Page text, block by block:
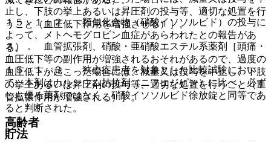
１５．１．２． 類似化合物（硝酸イソソルビド）の投与に
よって、メトヘモグロビン血症があらわれたとの報告があ
る。
１５．１．３． 狭心症患者を対象とした比較試験におい
て、本剤はカルシウム拮抗剤（ニフェジピン）に比べ、必ず
しも優る薬剤ではなく、硝酸イソソルビド徐放錠と同等であ
ると判断された。
貯法
止し、下肢の挙上あるいは昇圧剤の投与等、適切な処置を行
うこと（血圧低下作用を増強させる）］。
３）． 血管拡張剤、硝酸・亜硝酸エステル系薬剤［頭痛・
血圧低下等の副作用が増強されるおそれがあるので、過度の
血圧低下が起こった場合には、減量又は投与を中止し、下肢
の挙上あるいは昇圧剤の投与等、適切な処置を行うこと（血
管拡張作用が増強される）］。
高齢者